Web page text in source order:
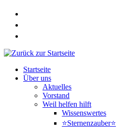
Zum
springen
Startseite
Über uns
Aktuelles
Vorstand
Weil helfen hilft
Wissenswertes
⭐Sternenzauber⭐